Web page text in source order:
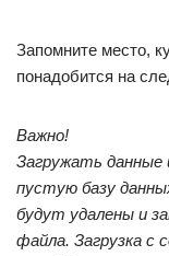
Запомните место,
понадобится на
Важно!
Загружать данные
пустую базу
будут удалены и
файла. Загрузка с